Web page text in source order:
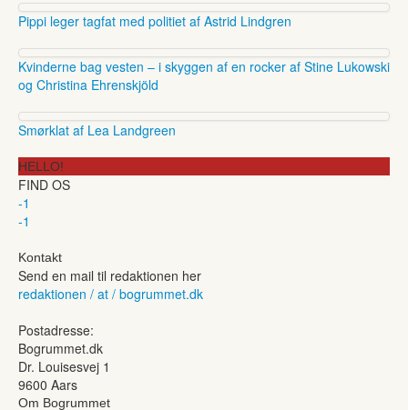
Pippi leger tagfat med politiet af Astrid Lindgren
Kvinderne bag vesten – i skyggen af en rocker af Stine Lukowski
og Christina Ehrenskjöld
Smørklat af Lea Landgreen
HELLO!
FIND OS
-1
-1
Kontakt
Send en mail til redaktionen her
redaktionen / at / bogrummet.dk
Postadresse:
Bogrummet.dk
Dr. Louisesvej 1
9600 Aars
Om Bogrummet